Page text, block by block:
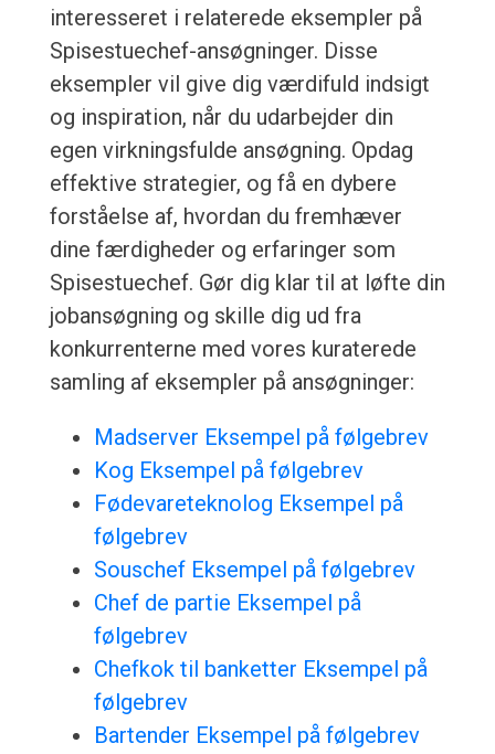
interesseret i relaterede eksempler på
Spisestuechef-ansøgninger. Disse
eksempler vil give dig værdifuld indsigt
og inspiration, når du udarbejder din
egen virkningsfulde ansøgning. Opdag
effektive strategier, og få en dybere
forståelse af, hvordan du fremhæver
dine færdigheder og erfaringer som
Spisestuechef. Gør dig klar til at løfte din
jobansøgning og skille dig ud fra
konkurrenterne med vores kuraterede
samling af eksempler på ansøgninger:
Madserver Eksempel på følgebrev
Kog Eksempel på følgebrev
Fødevareteknolog Eksempel på
følgebrev
Souschef Eksempel på følgebrev
Chef de partie Eksempel på
følgebrev
Chefkok til banketter Eksempel på
følgebrev
Bartender Eksempel på følgebrev